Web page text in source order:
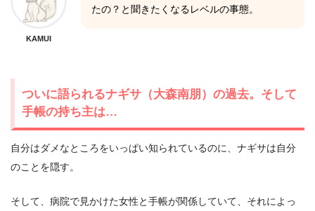
KAMUI
たの？と聞きたくなるレベルの事態。
ついに語られるナギサ（大森南朋）の過去。そして
手帳の持ち主は…
自分はダメなところをいっぱい知られているのに、ナギサは自分
のことを隠す。
そして、病院で見かけた女性と手帳が関係していて、それによっ